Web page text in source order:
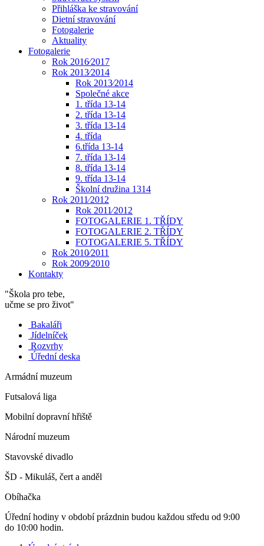
Přihláška ke stravování
Dietní stravování
Fotogalerie
Aktuality
Fotogalerie
Rok 2016⁄2017
Rok 2013⁄2014
Rok 2013⁄2014
Společné akce
1. třída 13-14
2. třída 13-14
3. třída 13-14
4. třída
6.třída 13-14
7. třída 13-14
8. třída 13-14
9. třída 13-14
Školní družina 1314
Rok 2011⁄2012
Rok 2011⁄2012
FOTOGALERIE 1. TŘÍDY
FOTOGALERIE 2. TŘÍDY
FOTOGALERIE 5. TŘÍDY
Rok 2010⁄2011
Rok 2009⁄2010
Kontakty
"Škola pro tebe,
učme se pro život"
Bakaláři
Jídelníček
Rozvrhy
Úřední deska
Armádní muzeum
Futsalová liga
Mobilní dopravní hřiště
Národní muzeum
Stavovské divadlo
ŠD - Mikuláš, čert a anděl
Obíhačka
Úřední hodiny v období prázdnin budou každou středu od 9:00
do 10:00 hodin.